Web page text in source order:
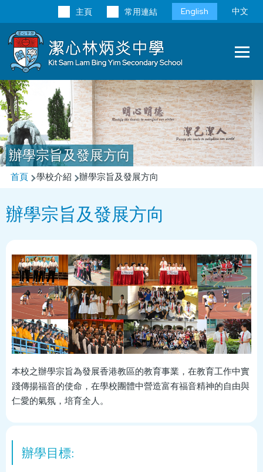
Language
switcher
English 中文
常用連結
主頁
辦學宗旨及發展方向
導
連
首頁 學校介紹 辦學宗旨及發展方向
辦學宗旨及發展方向
本校之辦學宗旨為發展香港教區的教育事業，在教育工作中實
踐傳揚福音的使命，在學校團體中營造富有福音精神的自由與
仁愛的氣氛，培育全人。
辦學目標: